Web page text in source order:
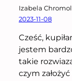
Izabela
2023-11-08
Cześć,
jestem
takie
czym założyć